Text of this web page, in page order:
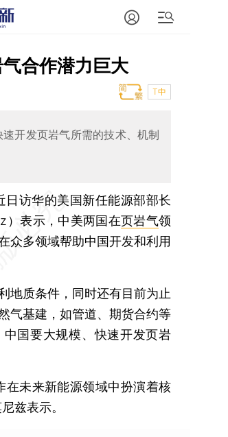
合作潜力巨大
T中
开发页岩气所需的技术、机制
日访华的美国新任能源部部长
）表示，中美两国在页岩气领
众多领域帮助中国开发和利用
质条件，同时还有目前为止
气基建，如管道、期货合约等
国要大规模、快速开发页岩
未来新能源领域中扮演着核
兹表示。